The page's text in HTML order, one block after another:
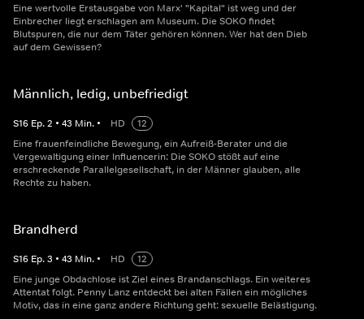
Eine wertvolle Erstausgabe von Marx' "Kapital" ist weg und der
Einbrecher liegt erschlagen am Museum. Die SOKO findet
Blutspuren, die nur dem Täter gehören können. Wer hat den Dieb
auf dem Gewissen?
Männlich, ledig, unbefriedigt
S16 Ep.2 • 43 Min. • HD
12
Eine frauenfeindliche Bewegung, ein Aufreiß-Berater und die
Vergewaltigung einer Influencerin: Die SOKO stößt auf eine
erschreckende Parallelgesellschaft, in der Männer glauben, alle
Rechte zu haben.
Brandherd
S16 Ep.3 • 43 Min. • HD
12
Eine junge Obdachlose ist Ziel eines Brandanschlags. Ein weiteres
Attentat folgt. Penny Lanz entdeckt bei alten Fällen ein mögliches
Motiv, das in eine ganz andere Richtung geht: sexuelle Belästigung.